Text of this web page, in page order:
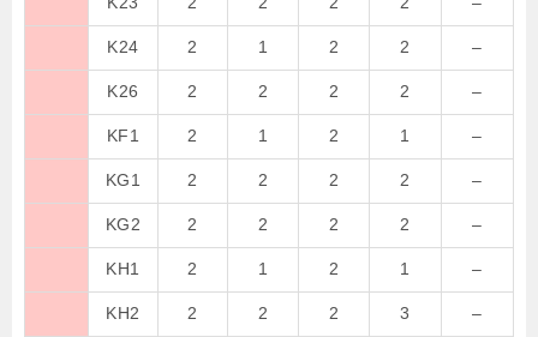
K24 2 1 2 2 –
K26 2 2 2 2 –
KF1 2 1 2 1 –
KG1 2 2 2 2 –
KG2 2 2 2 2 –
KH1 2 1 2 1 –
KH2 2 2 2 3 –